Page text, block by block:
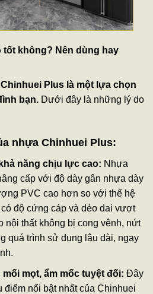
tốt không? Nên dùng hay
Plus là một lựa chọn
bạn. Dưới đây là những lý do
nhựa Chinhuei Plus:
năng chịu lực cao: Nhựa
cấp với độ dày gân nhựa dày
PVC cao hơn so với thế hệ
độ cứng cáp và dẻo dai vượt
nội thất không bị cong vênh, nứt
quá trình sử dụng lâu dài, ngay
mọt, ẩm mốc tuyệt đối: Đây
điểm nổi bật nhất của Chinhuei